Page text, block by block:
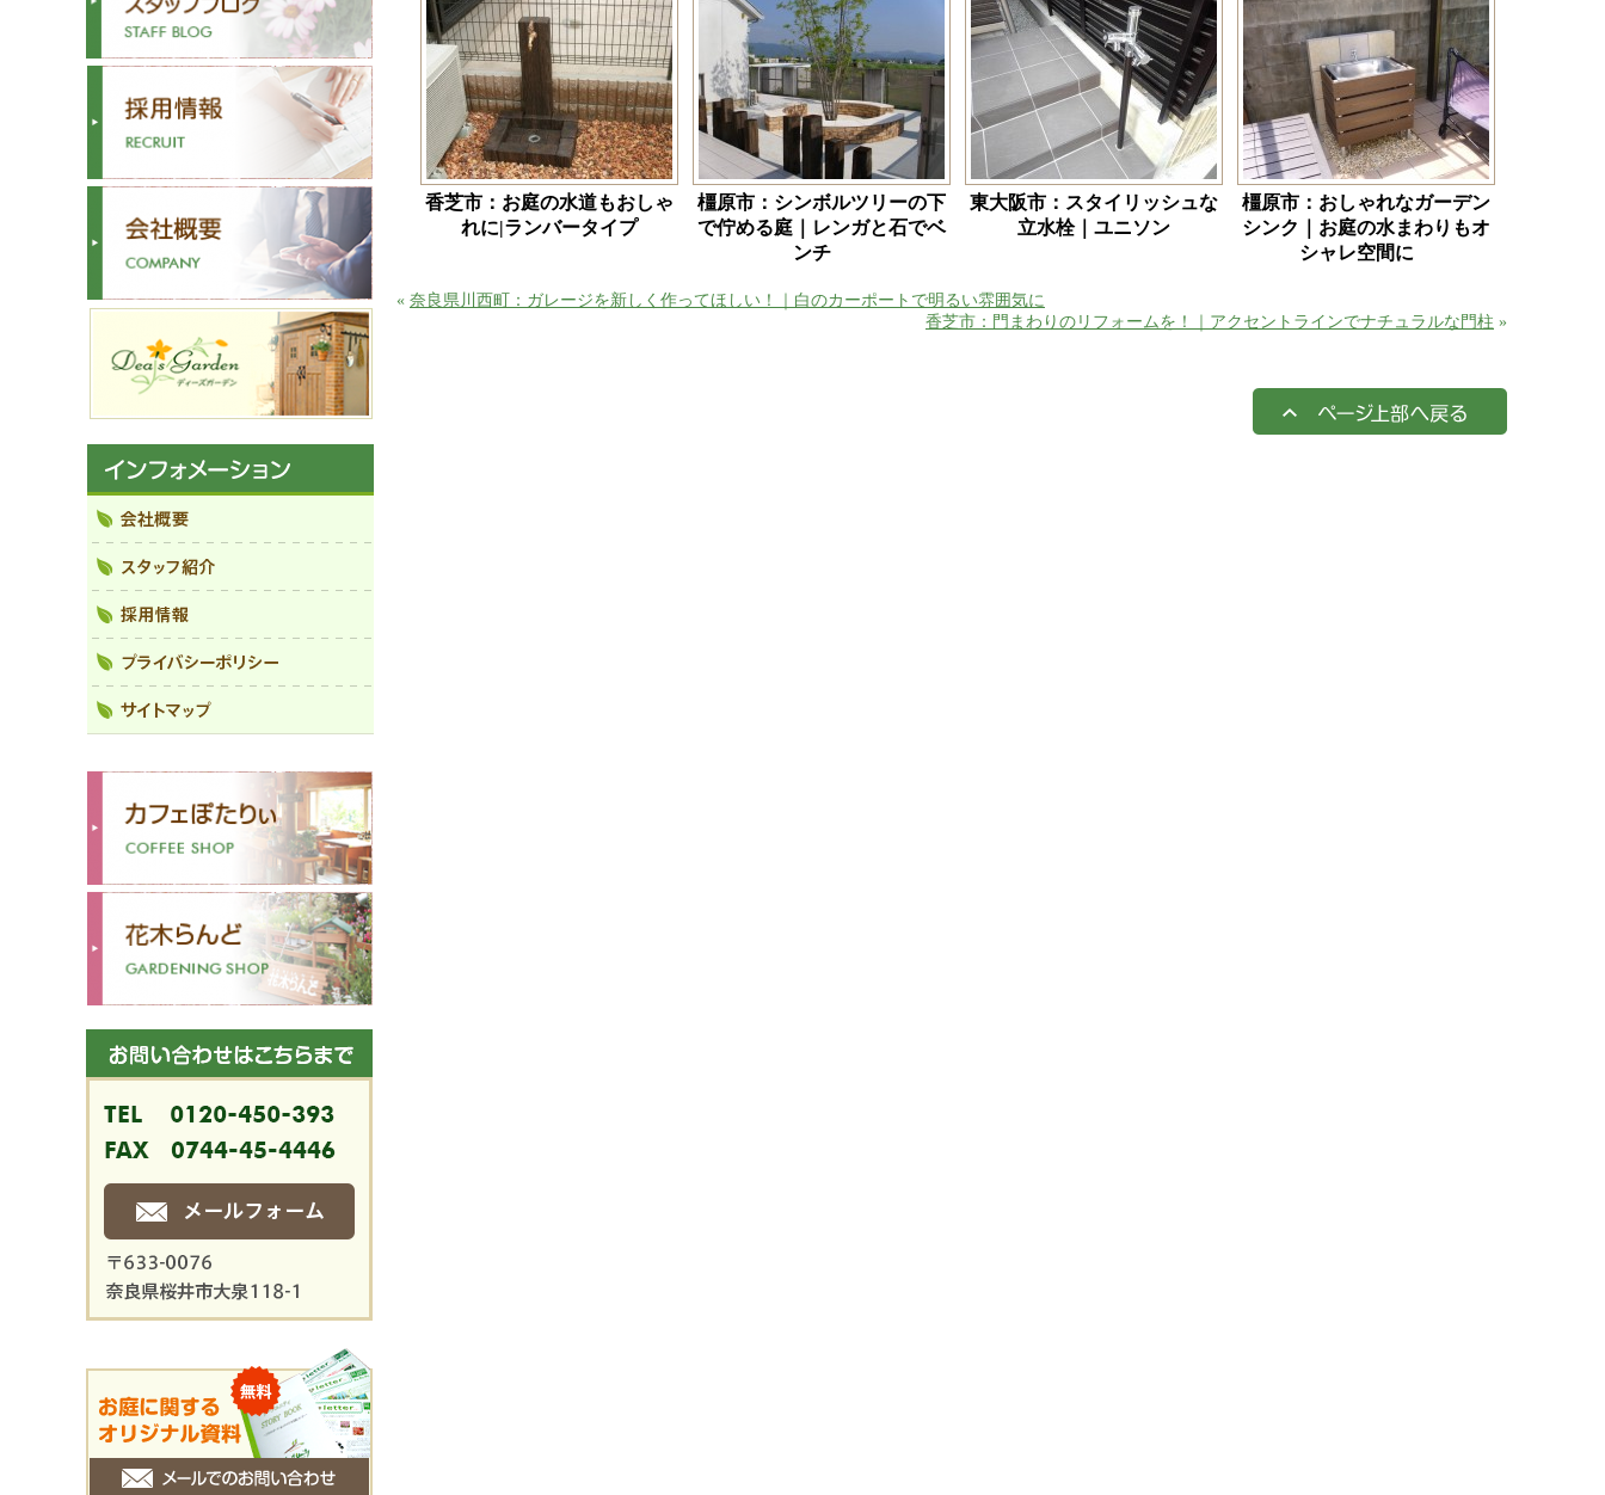
香芝市：お庭の水道もおしゃ
れに|ランバータイプ
橿原市：シンボルツリーの下
で佇める庭｜レンガと石でベ
ンチ
東大阪市：スタイリッシュな
立水栓｜ユニソン
橿原市：おしゃれなガーデン
シンク｜お庭の水まわりもオ
シャレ空間に
« 奈良県川西町：ガレージを新しく作ってほしい！｜白のカーポートで明るい雰囲気に
香芝市：門まわりのリフォームを！｜アクセントラインでナチュラルな門柱 »